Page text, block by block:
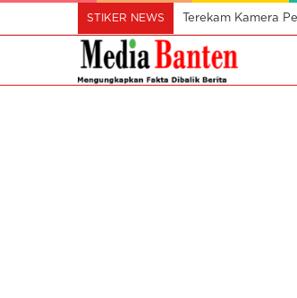
STIKER NEWS Terekam Kamera